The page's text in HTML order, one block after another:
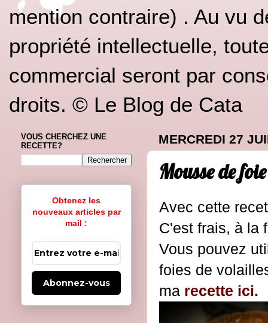
mention contraire) . Au vu
propriété intellectuelle,
commercial seront par
droits. © Le Blog de Cata
MERCREDI 27
Mousse de
Avec cette
C'est frais, à la
Vous pouvez
foies de
ma recette ici.
VOUS CHERCHEZ UNE
RECETTE?
Obtenez les
nouveaux articles par
mail :
Abonnez-vous